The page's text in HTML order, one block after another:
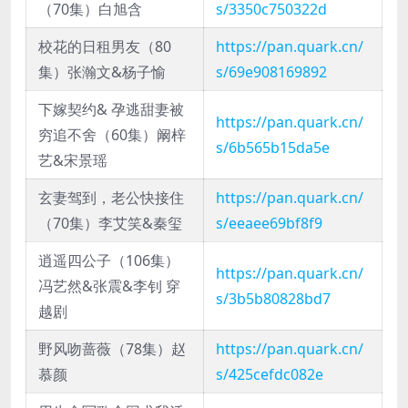
（70集）白旭含
s/3350c750322d
校花的日租男友（80
集）张瀚文&杨子愉
https://pan.quark.cn/
s/69e908169892
下嫁契约& 孕逃甜妻被
穷追不舍（60集）阚梓
艺&宋景瑶
https://pan.quark.cn/
s/6b565b15da5e
玄妻驾到，老公快接住
（70集）李艾笑&秦玺
https://pan.quark.cn/
s/eeaee69bf8f9
逍遥四公子（106集）
冯艺然&张震&李钊 穿
越剧
https://pan.quark.cn/
s/3b5b80828bd7
野风吻蔷薇（78集）赵
慕颜
https://pan.quark.cn/
s/425cefdc082e